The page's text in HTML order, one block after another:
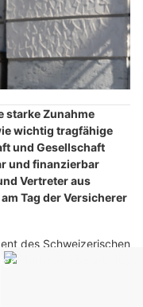
starke Zunahme
wichtig tragfähige
und Gesellschaft
und finanzierbar
Vertreter aus
Tag der Versicherer
des Schweizerischen
Stefan Mäder.
Bamberger, Patric